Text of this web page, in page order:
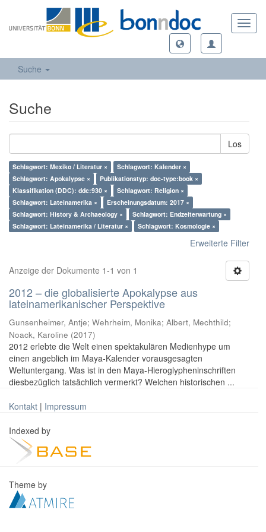
Suche
Suche
Los
Schlagwort: Mexiko / Literatur ×
Schlagwort: Kalender ×
Schlagwort: Apokalypse ×
Publikationstyp: doc-type:book ×
Klassifikation (DDC): ddc:930 ×
Schlagwort: Religion ×
Schlagwort: Lateinamerika ×
Erscheinungsdatum: 2017 ×
Schlagwort: History & Archaeology ×
Schlagwort: Endzeiterwartung ×
Schlagwort: Lateinamerika / Literatur ×
Schlagwort: Kosmologie ×
Erweiterte Filter
Anzeige der Dokumente 1-1 von 1
2012 – die globalisierte Apokalypse aus
lateinamerikanischer Perspektive
Gunsenheimer, Antje; Wehrheim, Monika; Albert, Mechthild;
Noack, Karoline (2017)
2012 erlebte die Welt einen spektakulären Medienhype um
einen angeblich im Maya-Kalender vorausgesagten
Weltuntergang. Was ist in den Maya-Hieroglypheninschriften
diesbezüglich tatsächlich vermerkt? Welchen historischen ...
Kontakt | Impressum
Indexed by
Theme by